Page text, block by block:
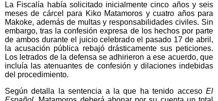
La Fiscalía había solicitado inicialmente cinco años y seis
meses de cárcel para Kiko Matamoros y cuatro años para
Makoke, además de multas y responsabilidades civiles. Sin
embargo, tras la confesión expresa de los hechos por parte
de ambos durante el juicio celebrado el pasado 17 de abril,
la acusación pública rebajó drásticamente sus peticiones.
Los letrados de la defensa se adhirieron a ese acuerdo, que
incluía las atenuantes de confesión y dilaciones indebidas
del procedimiento.
Según detalla la sentencia a la que ha tenido acceso El